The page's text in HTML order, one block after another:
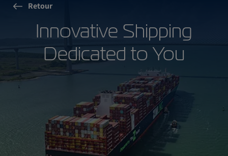
Retour
Innovative Shipping
Dedicated to You